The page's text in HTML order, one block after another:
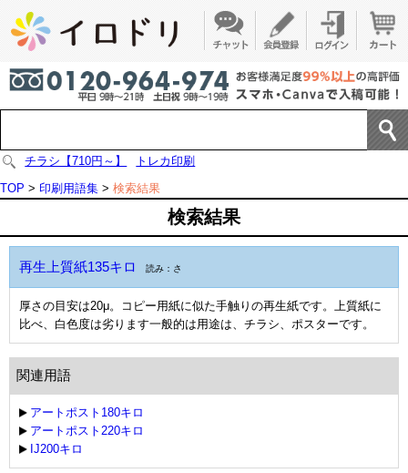
チラシ【710円～】
トレカ印刷
TOP > 印刷用語集 > 検索結果
検索結果
再生上質紙135キロ 読み：さ
厚さの目安は20μ。コピー用紙に似た手触りの再生紙です。上質紙に
比べ、白色度は劣ります一般的は用途は、チラシ、ポスターです。
関連用語
アートポスト180キロ
アートポスト220キロ
IJ200キロ